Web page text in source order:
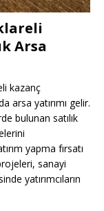
Arsa
kazanç
arsa yatırımı gelir.
bulunan satılık
yapma fırsatı
sanayi
yatırımcıların